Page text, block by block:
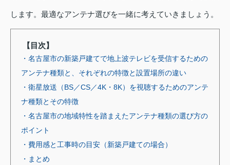
します。最適なアンテナ選びを一緒に考えていきましょう。
【目次】
・名古屋市の新築戸建てで地上波テレビを受信するための
アンテナ種類と、それぞれの特徴と設置場所の違い
・衛星放送（BS／CS／4K・8K）を視聴するためのアンテ
ナ種類とその特徴
・名古屋市の地域特性を踏まえたアンテナ種類の選び方の
ポイント
・費用感と工事時の目安（新築戸建ての場合）
・まとめ